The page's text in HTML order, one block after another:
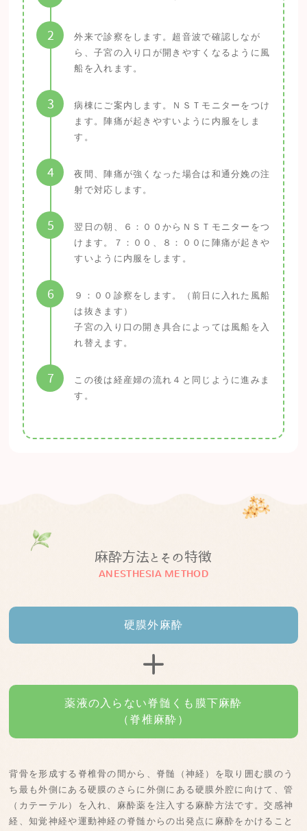
2
外来で診察をします。超音波で確認しなが
ら、子宮の入り口が開きやすくなるように風
船を入れます。
3
病棟にご案内します。ＮＳＴモニターをつけ
ます。陣痛が起きやすいように内服をしま
す。
4
夜間、陣痛が強くなった場合は和通分娩の注
射で対応します。
5
翌日の朝、６：００からＮＳＴモニターをつ
けます。７：００、８：００に陣痛が起きや
すいように内服をします。
6
９：００診察をします。（前日に入れた風船
は抜きます）
子宮の入り口の開き具合によっては風船を入
れ替えます。
7
この後は経産婦の流れ４と同じように進みま
す。
麻酔方法とその特徴
ANESTHESIA METHOD
硬膜外麻酔
薬液の入らない脊髄くも膜下麻酔
（脊椎麻酔）
背骨を形成する脊椎骨の間から、脊髄（神経）を取り囲む膜のう
ち最も外側にある硬膜のさらに外側にある硬膜外腔に向けて、管
（カテーテル）を入れ、麻酔薬を注入する麻酔方法です。交感神
経、知覚神経や運動神経の脊髄からの出発点に麻酔をかけること